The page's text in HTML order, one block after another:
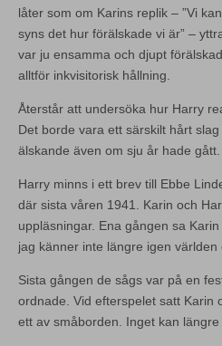
låter som om Karins replik – ”Vi
syns det hur förälskade vi är” –
var ju ensamma och djupt
alltför inkvisitorisk hållning.
Återstår att undersöka hur Harry
Det borde vara ett särskilt hårt
älskande även om sju år hade gått.
Harry minns i ett brev till Ebbe
där sista våren 1941. Karin och
uppläsningar. Ena gången sa
jag känner inte längre igen världen
Sista gången de sågs var på en
ordnade. Vid efterspelet satt Karin
ett av småborden. Inget kan